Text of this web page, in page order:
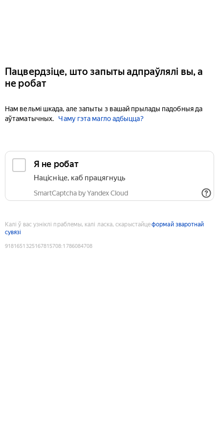
Пацвердзіце, што запыты адпраўлялі вы, а
не робат
Нам вельмі шкада, але запыты з вашай прылады падобныя да
аўтаматычных.
Чаму гэта магло адбыцца?
Я не робат
Націсніце, каб працягнуць
SmartCaptcha by Yandex Cloud
Калі ў вас узніклі праблемы, калі ласка, скарыстайцеформай зваротнай
сувязі
9181651325167815708:1786084708